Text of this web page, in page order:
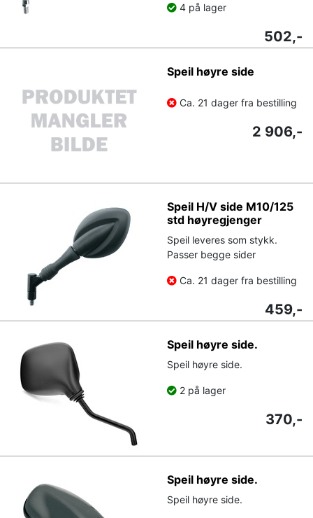
4 på lager
502,-
Speil høyre side
Ca. 21 dager fra bestilling
2 906,-
Speil H/V side M10/125
std høyregjenger
Speil leveres som stykk.
Passer begge sider
Ca. 21 dager fra bestilling
459,-
Speil høyre side.
Speil høyre side.
2 på lager
370,-
Speil høyre side.
Speil høyre side.